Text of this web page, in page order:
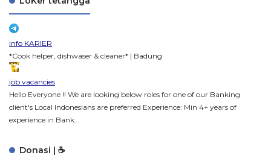
info KARIER
*Cook helper, dishwaser & cleaner* | Badung
job vacancies
Hello Everyone !! We are looking below roles for one of our Banking
client's Local Indonesians are preferred Experience: Min 4+ years of
experience in Bank...
Donasi | ☕